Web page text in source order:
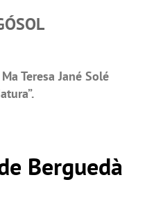
Teresa Jané Solé
Berguedà